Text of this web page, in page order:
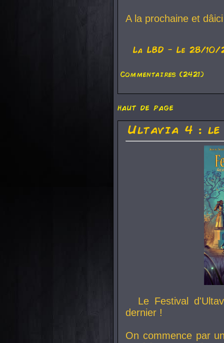
A la prochaine et
La LBD - Le 28/10/
Commentaires (2421)
haut de page
Ultavia 4 :
Le Festival
dernier !
On commence par